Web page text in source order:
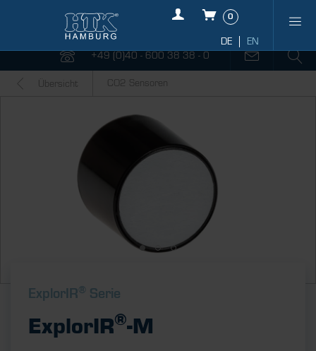
0
+49 (0)40 - 600 38 38 - 0
Übersicht CO2 Sensoren
ExplorIR® Serie
ExplorIR®-M